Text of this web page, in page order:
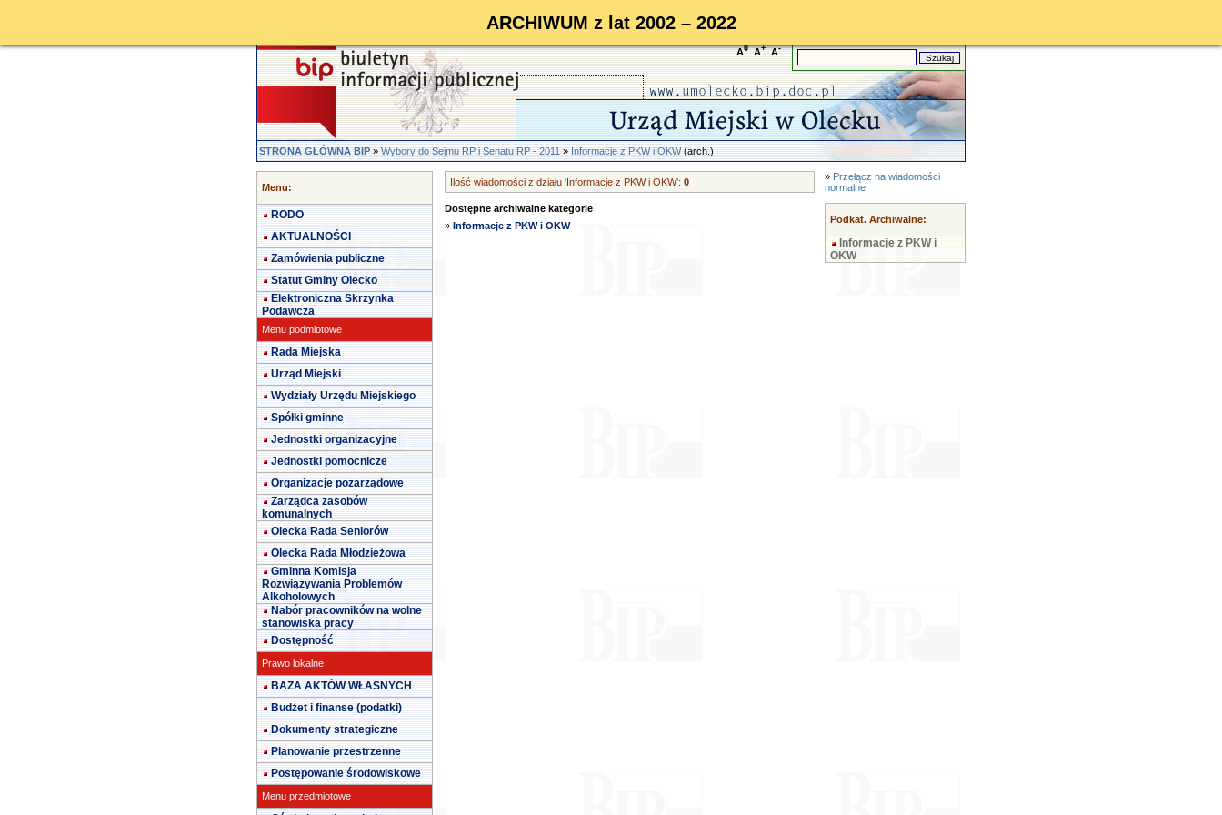
ARCHIWUM z lat 2002 – 2022
A0 A+ A-
STRONA GŁÓWNA BIP»Wybory do Sejmu RP i Senatu RP - 2011»Informacje z PKW i OKW(arch.)
Menu:
RODO
AKTUALNOŚCI
Zamówienia publiczne
Statut Gminy Olecko
Elektroniczna Skrzynka
Podawcza
Menu podmiotowe
Rada Miejska
Urząd Miejski
Wydziały Urzędu Miejskiego
Spółki gminne
Jednostki organizacyjne
Jednostki pomocnicze
Organizacje pozarządowe
Zarządca zasobów
komunalnych
Olecka Rada Seniorów
Olecka Rada Młodzieżowa
Gminna Komisja
Rozwiązywania Problemów
Alkoholowych
Nabór pracowników na wolne
stanowiska pracy
Dostępność
Prawo lokalne
BAZA AKTÓW WŁASNYCH
Budżet i finanse (podatki)
Dokumenty strategiczne
Planowanie przestrzenne
Postępowanie środowiskowe
Menu przedmiotowe
Ilość wiadomości z działu 'Informacje z PKW i OKW': 0
Dostępne archiwalne kategorie
» Informacje z PKW i OKW
» Przełącz na wiadomości
normalne
Podkat. Archiwalne:
Informacje z PKW i
OKW